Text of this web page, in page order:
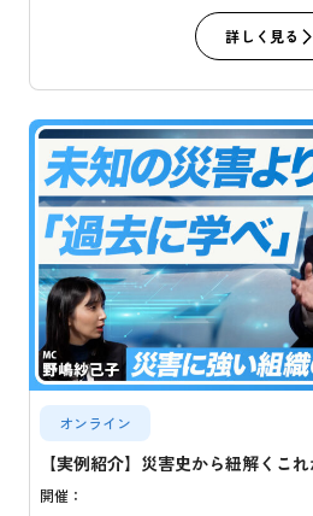
詳しく見る
オンライン
【実例紹介】災害史から紐解くこ
開催：